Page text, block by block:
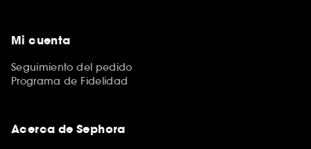
Mi cuenta
Seguimiento del pedido
Programa de Fidelidad
Acerca de Sephora